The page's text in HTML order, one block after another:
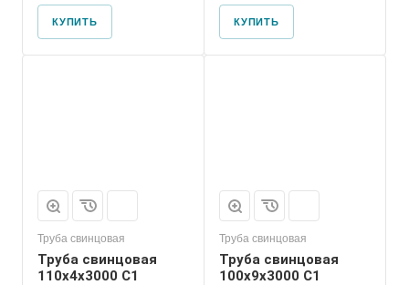
КУПИТЬ КУПИТЬ
Труба свинцовая
Труба свинцовая
110x4x3000 С1
Труба свинцовая
Труба свинцовая
100x9x3000 С1